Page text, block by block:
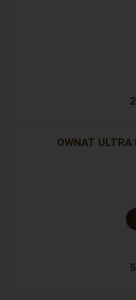
OWNAT